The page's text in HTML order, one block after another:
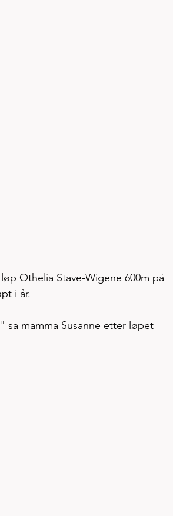
Othelia Stave-Wigene 600m på
i år.
sa mamma Susanne etter løpet